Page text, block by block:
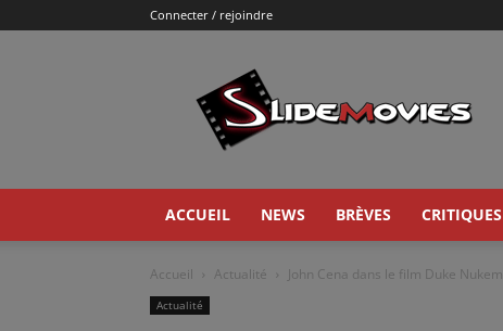
Connecter / rejoindre
ACCUEIL NEWS BRÈVES CRITIQUES
Accueil Actualité John Cena dans le film Duke Nukem
Actualité